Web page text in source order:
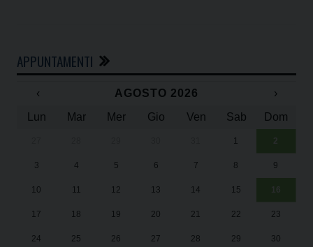
APPUNTAMENTI
‹ AGOSTO 2026
›
Lun
Mar Mer Gio Ven Sab Dom
1 2
3 4 5 6 7 8 9
10 11 12 13 14 15 16
17 18 19 20 21 22 23
24 25 26 27 28 29 30